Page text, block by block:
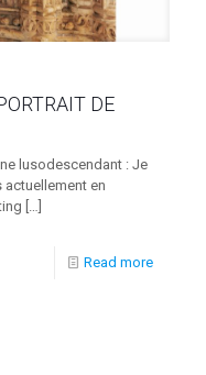
DE
lusodescendant : Je
actuellement en
[…]
Read more